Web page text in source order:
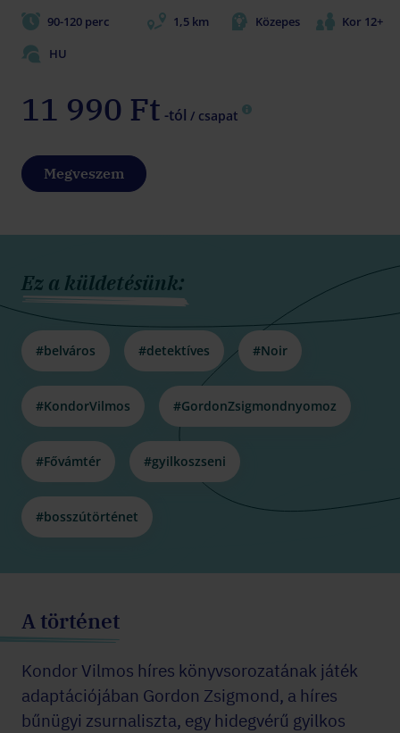
90-120 perc 1,5 km Közepes
Kor 12+
HU
11 990 Ft -tól / csapat
Megveszem
Ez a küldetésünk:
#belváros #detektíves #Noir
#KondorVilmos #GordonZsigmondnyomoz
#Fővámtér #gyilkoszseni
#bosszútörténet
A történet
Kondor Vilmos híres könyvsorozatának játék
adaptációjában Gordon Zsigmond, a híres
bűnügyi zsurnaliszta, egy hidegvérű gyilkos